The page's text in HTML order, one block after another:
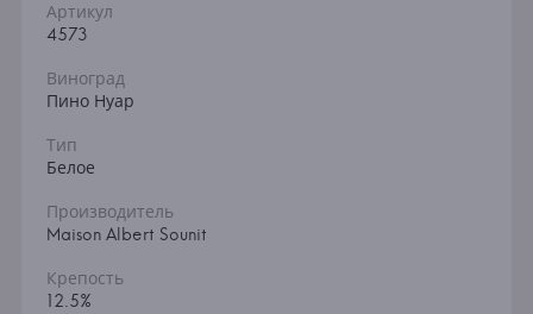
Артикул
4573
Виноград
Пино Нуар
Тип
Белое
Производитель
Maison Albert Sounit
Крепость
12.5%